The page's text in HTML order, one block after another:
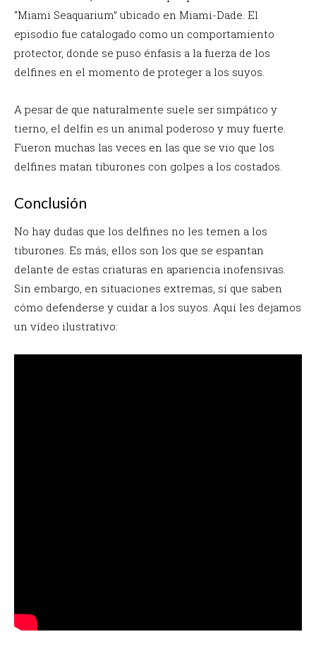
“Miami Seaquarium” ubicado en Miami-Dade. El
episodio fue catalogado como un comportamiento
protector, donde se puso énfasis a la fuerza de los
delfines en el momento de proteger a los suyos.
A pesar de que naturalmente suele ser simpático y
tierno, el delfín es un animal poderoso y muy fuerte.
Fueron muchas las veces en las que se vio que los
delfines matan tiburones con golpes a los costados.
Conclusión
No hay dudas que los delfines no les temen a los
tiburones. Es más, ellos son los que se espantan
delante de estas criaturas en apariencia inofensivas.
Sin embargo, en situaciones extremas, sí que saben
cómo defenderse y cuidar a los suyos. Aquí les dejamos
un vídeo ilustrativo: